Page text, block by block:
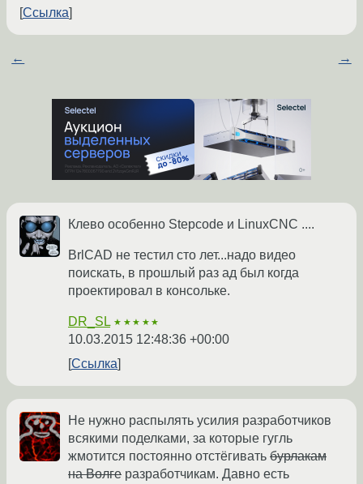
Ссылка
← →
Клево особенно Stepcode и LinuxCNC ....
BrlCAD не тестил сто лет...надо видео
поискать, в прошлый раз ад был когда
проектировал в консольке.
DR_SL ★★★★★
10.03.2015 12:48:36 +00:00
Ссылка
Не нужно распылять усилия разработчиков
всякими поделками, за которые гугль
жмотится постоянно отстёгивать бурлакам
на Волге разработчикам. Давно есть